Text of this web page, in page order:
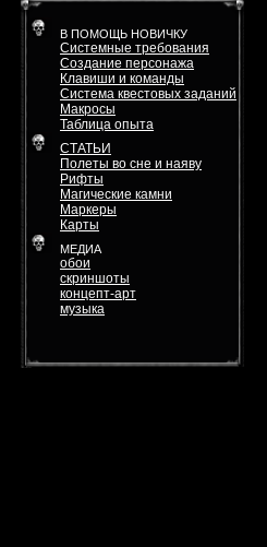
В ПОМОЩЬ НОВИЧКУ
Системные требования
Создание персонажа
Клавиши и команды
Система квестовых заданий
Макросы
Таблица опыта
СТАТЬИ
Полеты во сне и наяву
Рифты
Магические камни
Маркеры
Карты
МЕДИА
обои
скриншоты
концепт-арт
музыка